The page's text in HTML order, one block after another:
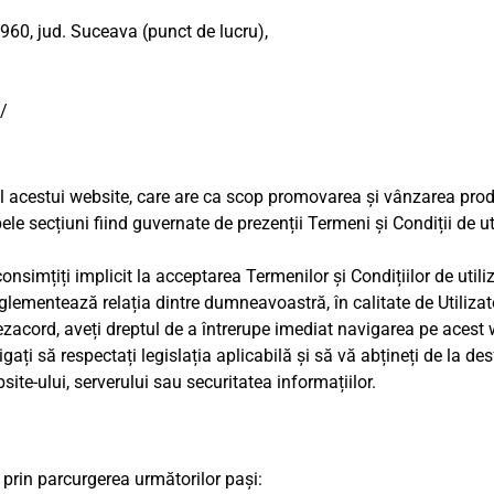
jud. Suceava (punct de lucru),
website, care are ca scop promovarea și vânzarea
secțiuni fiind guvernate de prezenții Termeni și Condiții
implicit la acceptarea Termenilor și Condițiilor de
relația dintre dumneavoastră, în calitate de
aveți dreptul de a întrerupe imediat navigarea pe acest
să respectați legislația aplicabilă și să vă abțineți de la
ului, serverului sau securitatea informațiilor.
parcurgerea următorilor pași: